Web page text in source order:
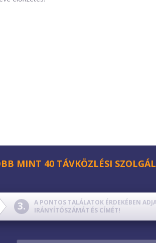
MINT 40 TÁVKÖZLÉSI
A PONTOS TALÁLATOK ÉRDEKÉBEN
IRÁNYÍTÓSZÁMÁT ÉS CÍMÉT!